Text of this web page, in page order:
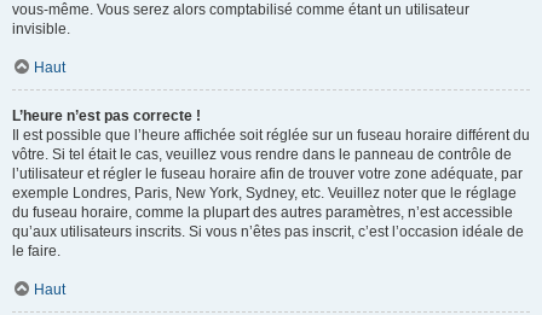
vous-même. Vous serez alors comptabilisé comme étant un utilisateur
invisible.
Haut
L’heure n’est pas correcte !
Il est possible que l’heure affichée soit réglée sur un fuseau horaire différent du
vôtre. Si tel était le cas, veuillez vous rendre dans le panneau de contrôle de
l’utilisateur et régler le fuseau horaire afin de trouver votre zone adéquate, par
exemple Londres, Paris, New York, Sydney, etc. Veuillez noter que le réglage
du fuseau horaire, comme la plupart des autres paramètres, n’est accessible
qu’aux utilisateurs inscrits. Si vous n’êtes pas inscrit, c’est l’occasion idéale de
le faire.
Haut